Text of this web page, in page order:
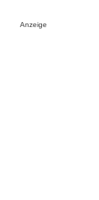
Anzeige